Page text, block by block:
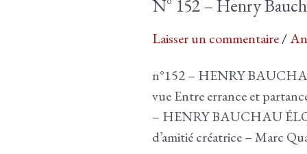
N° 152 – Henry
Laisser un commentaire/
n°152 – HENRY
vue Entre errance et
– HENRY BAUCHAU
d’amitié créatrice – Marc